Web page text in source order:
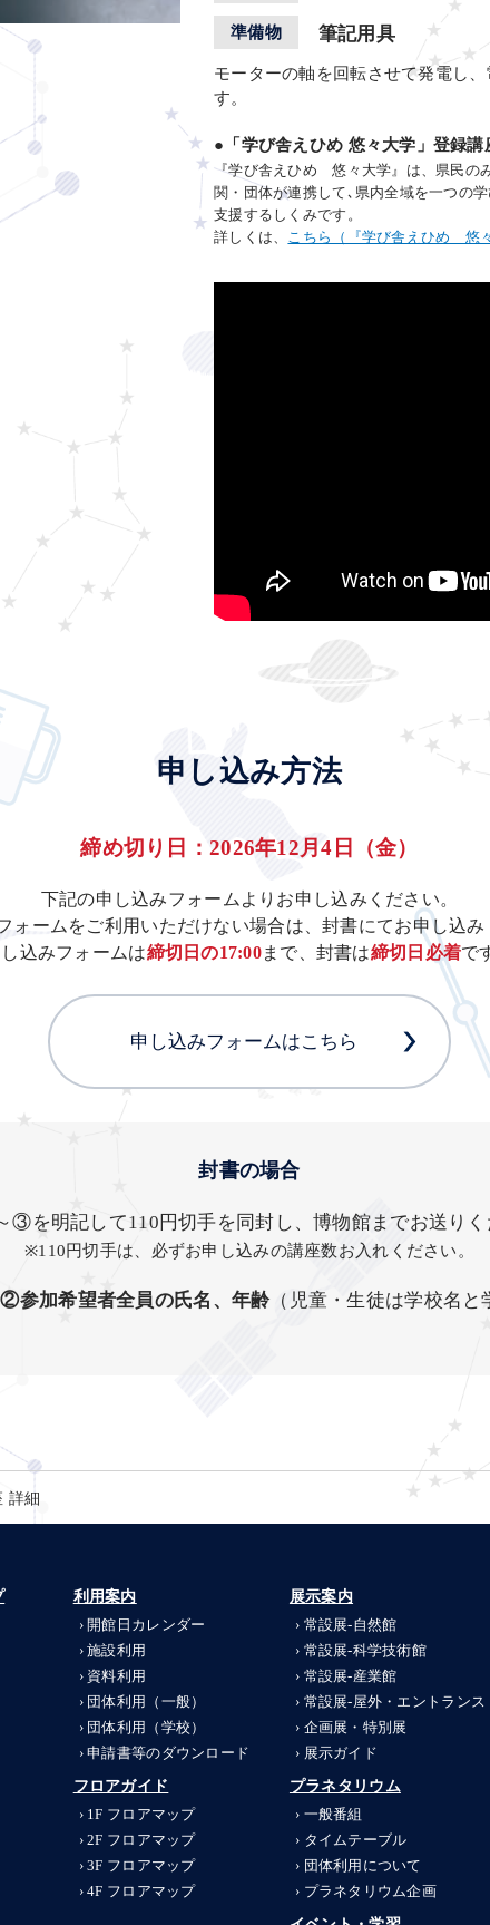
準備物 筆記用具
モーターの軸を回転させて発電し
す。
●「学び舎えひめ 悠々大学」登録講
『学び舎えひめ 悠々大学』は、県民の
関・団体が連携して､県内全域を一つの
支援するしくみです。
詳しくは、 こちら（『学び舎えひめ 悠
申し込み方法
締め切り日：2026年12月4日（金）
下記の申し込みフォームよりお申し込みください。
ォームをご利用いただけない場合は、封書にてお申し込
込みフォームは締切日の17:00まで、封書は締切日必着で
申し込みフォームはこちら
封書の場合
を明記して110円切手を同封し、博物館までお送りく
※110円切手は、必ずお申し込みの講座数お入れください。
②参加希望者全員の氏名、年齢（児童・生徒は学校名と
詳細
利用案内
開館日カレンダー
施設利用
資料利用
団体利用（一般）
団体利用（学校）
申請書等のダウンロード
フロアガイド
1F フロアマップ
2F フロアマップ
3F フロアマップ
4F フロアマップ
展示案内
常設展-自然館
常設展-科学技術館
常設展-産業館
常設展-屋外・エントランス
企画展・特別展
展示ガイド
プラネタリウム
一般番組
タイムテーブル
団体利用について
プラネタリウム企画